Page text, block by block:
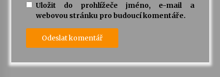
Uložit do prohlížeče jméno, e-mail a
webovou stránku pro budoucí komentáře.